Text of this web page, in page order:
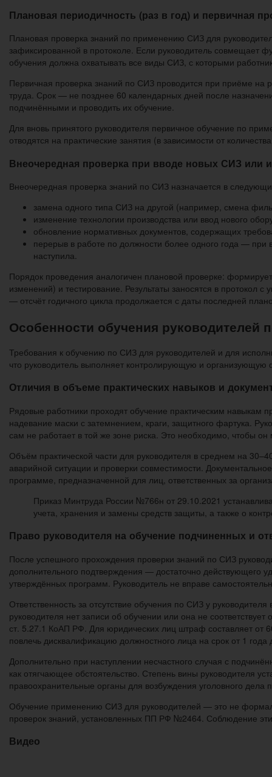
Плановая периодичность (раз в год) и первичная
Плановая проверка знаний по применению СИЗ для
зафиксированной в протоколе. Если руководитель совмещает
обучения должна охватывать все виды СИЗ, с которыми
Первичная проверка знаний по СИЗ проводится при приёме на
труда. Срок — не позднее 60 календарных дней после
подчинёнными и проводить их обучение.
Для вновь принятого руководителя первичное обучение по
отводятся на практические занятия (в зависимости от
Внеочередная проверка при вводе новых СИЗ или
Внеочередная проверка знаний по СИЗ назначается в
замена одного типа СИЗ на другой (например, смена
изменение технологии производства или ввод нового
обновление нормативных документов, содержащих
перерыв в работе по должности более одного года — при
наступила.
Порядок проведения аналогичен плановой проверке:
изменений) и тестирование. Результаты заносятся в протокол
— отсчёт годичного цикла продолжается с даты последней
Особенности обучения
Требования к обучению по СИЗ для руководителей и для
что руководитель выполняет контролирующую и
Отличия в объеме практических навыков и
Рядовые работники проходят обучение практическим
надевание маски с затемнением, краги, защитного фартука.
сам не работает в той же зоне риска. Это необходимо, чтобы
Объём практической части для руководителя в среднем на
аварийной ситуации и проверки совместимости.
программе, предназначенной для лиц, ответственных за
Приказ Минтруда России №766н от 29.10.2021
учета, хранения и замены средств защиты, а также о
Право руководителя на обучение подчиненных и
После успешного прохождения проверки знаний по СИЗ
дополнительного подтверждения — достаточно действующего
утверждённых программ. Руководитель не вправе
Ответственность за отсутствие обучения по СИЗ у
руководителя нет записи об обучении или она не
ст. 5.27.1 КоАП РФ. Для юридических лиц штраф составляет
повлечь дисквалификацию должностного лица на срок от 1 года
Дополнительно при наступлении несчастного случая с
как отягчающее обстоятельство. Степень вины руководителя
правоохранительные органы для возбуждения уголовного
Обучение применению СИЗ для руководителей — это не
проверок знаний, установленных ПП РФ №2464. Соблюдение
Видео